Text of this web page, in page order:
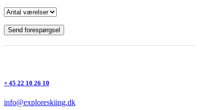
+ 45 22 10 26 10
info@exploreskiing.dk